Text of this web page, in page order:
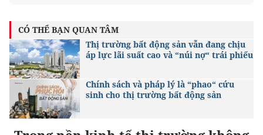
CÓ THỂ BẠN QUAN TÂM
Thị trường bất động sản vẫn đang chịu
áp lực lãi suất cao và “núi nợ“ trái phiếu
Chính sách và pháp lý là “phao“ cứu
sinh cho thị trường bất động sản